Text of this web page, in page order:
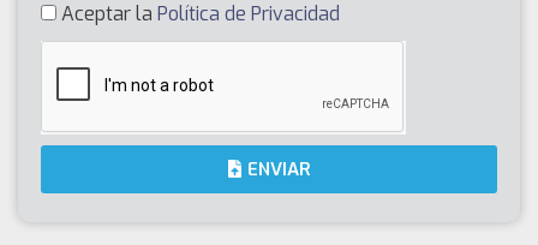
Aceptar la Política de Privacidad
ENVIAR